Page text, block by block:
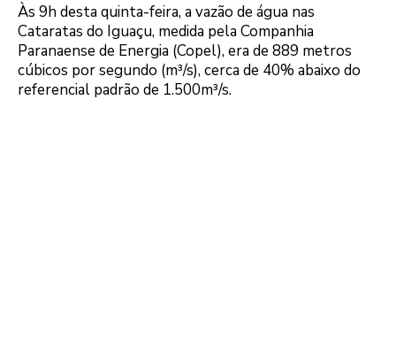
Às 9h desta quinta-feira, a vazão de água nas
Cataratas do Iguaçu, medida pela Companhia
Paranaense de Energia (Copel), era de 889 metros
cúbicos por segundo (m³/s), cerca de 40% abaixo do
referencial padrão de 1.500m³/s.